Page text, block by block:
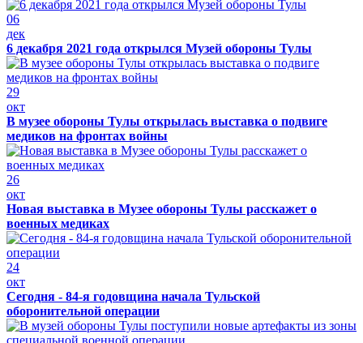
06
дек
6 декабря 2021 года открылся Музей обороны Тулы
29
окт
В музее обороны Тулы открылась выставка о подвиге
медиков на фронтах войны
26
окт
Новая выставка в Музее обороны Тулы расскажет о
военных медиках
24
окт
Сегодня - 84-я годовщина начала Тульской
оборонительной операции